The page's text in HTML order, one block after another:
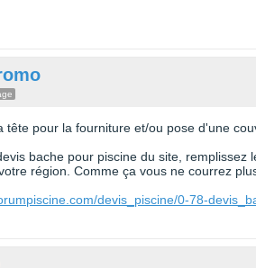
tête pour la fourniture et/ou pose d'une
bache pour piscine du site,
région. Comme ça vous ne courrez
devis_piscine/0-78-